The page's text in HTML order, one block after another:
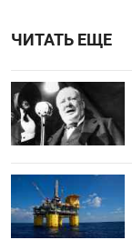
ЧИТАТЬ ЕЩЕ